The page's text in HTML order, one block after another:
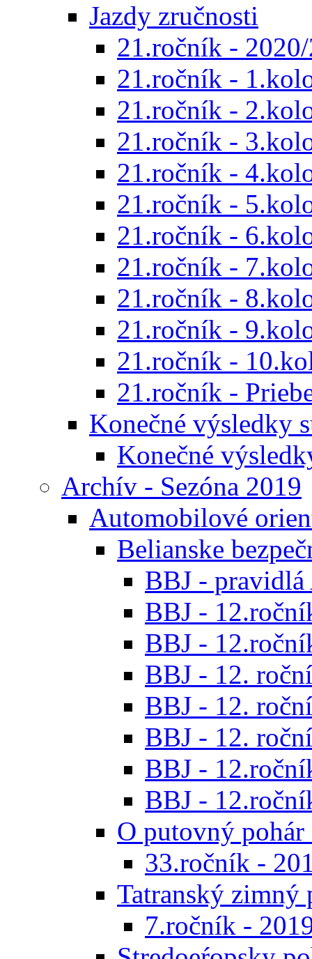
Jazdy zručnosti
21.ročník -
21.ročník -
21.ročník -
21.ročník -
21.ročník -
21.ročník -
21.ročník -
21.ročník -
21.ročník -
21.ročník -
21.ročník -
21.ročník -
Konečné výsledky
Konečné
Archív - Sezóna 2019
Automobilové
Belianske
BBJ - pravidlá
BBJ -
BBJ -
BBJ - 12.
BBJ - 12.
BBJ - 12.
BBJ -
BBJ -
O putovný
33.ročník -
Tatranský zimný
7.ročník -